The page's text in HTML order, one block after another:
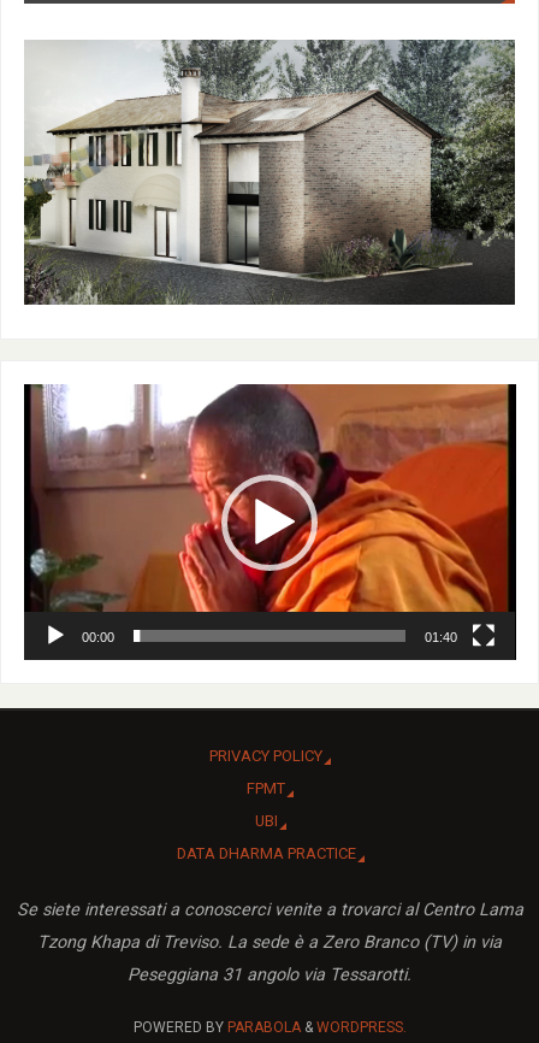
Video
Player
00:00 01:40
PRIVACY POLICY
FPMT
UBI
DATA DHARMA PRACTICE
Se siete interessati a conoscerci venite a trovarci al Centro Lama
Tzong Khapa di Treviso. La sede è a Zero Branco (TV) in via
Peseggiana 31 angolo via Tessarotti.
POWERED BY PARABOLA& WORDPRESS.